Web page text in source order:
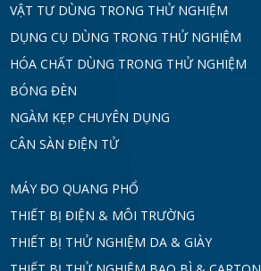
VẬT TƯ DÙNG TRONG THỬ NGHIỆM
DỤNG CỤ DÙNG TRONG THỬ NGHIỆM
HÓA CHẤT DÙNG TRONG THỬ NGHIỆM
BÓNG ĐÈN
NGÀM KẸP CHUYÊN DỤNG
CÂN SÀN ĐIỆN TỬ
MÁY ĐO QUANG PHỔ
THIẾT BỊ ĐIỆN & MÔI TRƯỜNG
THIẾT BỊ THỬ NGHIỆM DA & GIÀY